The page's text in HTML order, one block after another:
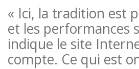
« Ici, la tradition est
et les performances
indique le site
compte. Ce qui est